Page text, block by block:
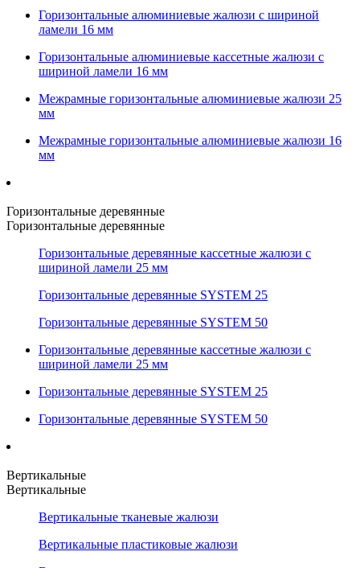
Горизонтальные алюминиевые жалюзи с шириной
ламели 16 мм
Горизонтальные алюминиевые кассетные жалюзи с
шириной ламели 16 мм
Межрамные горизонтальные алюминиевые жалюзи 25
мм
Межрамные горизонтальные алюминиевые жалюзи 16
мм
Горизонтальные деревянные
Горизонтальные деревянные
Горизонтальные деревянные кассетные жалюзи с
шириной ламели 25 мм
Горизонтальные деревянные SYSTEM 25
Горизонтальные деревянные SYSTEM 50
Горизонтальные деревянные кассетные жалюзи с
шириной ламели 25 мм
Горизонтальные деревянные SYSTEM 25
Горизонтальные деревянные SYSTEM 50
Вертикальные
Вертикальные
Вертикальные тканевые жалюзи
Вертикальные пластиковые жалюзи